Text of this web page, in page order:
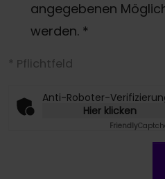
angegebenen
werden. *
* Pflichtfeld
Anti-Roboter-
Hier klicken
Friendly